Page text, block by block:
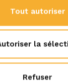
Tout autoriser
la
Refuser